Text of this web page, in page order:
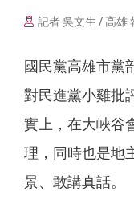
記者 吳文生 / 高雄
國民黨高雄市黨
對民進黨小雞批
實上，在大峽谷
理，同時也是地
景、敢講真話。